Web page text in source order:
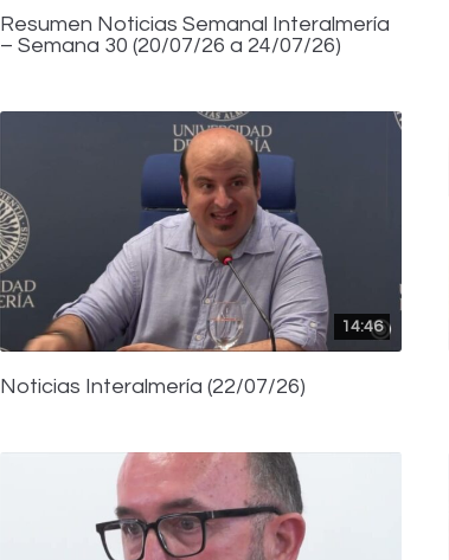
Resumen Noticias Semanal Interalmería
– Semana 30 (20/07/26 a 24/07/26)
14:46
Noticias Interalmería (22/07/26)